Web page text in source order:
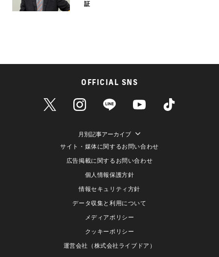
証
OFFICIAL SNS
月別記事アーカイブ
サイト・媒体に関するお問い合わせ
広告掲載に関するお問い合わせ
個人情報保護方針
情報セキュリティ方針
データ収集と利用について
メディアポリシー
クッキーポリシー
運営会社（株式会社ライブドア）